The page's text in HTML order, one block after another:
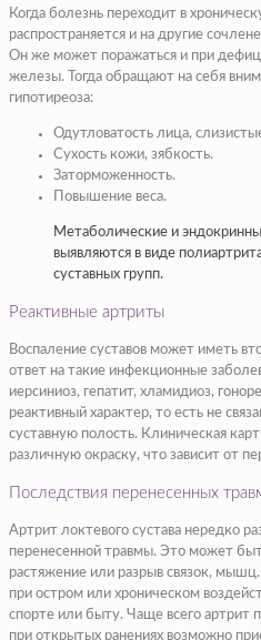
Когда болезнь переходит в
распространяется и на другие
Он же может поражаться и при
железы. Тогда обращают на себя
гипотиреоза:
Одутловатость лица,
Сухость кожи, зябкость.
Заторможенность.
Повышение веса.
Метаболические и
выявляются в виде
суставных групп.
Реактивные артриты
Воспаление суставов может иметь
ответ на такие инфекционные
иерсиниоз, гепатит, хламидиоз,
реактивный характер, то есть не
суставную полость. Клиническая
различную окраску, что зависит от
Последствия перенесенных
Артрит локтевого сустава нередко
перенесенной травмы. Это может
растяжение или разрыв связок,
при остром или хроническом
спорте или быту. Чаще всего артрит
при открытых ранениях возможно